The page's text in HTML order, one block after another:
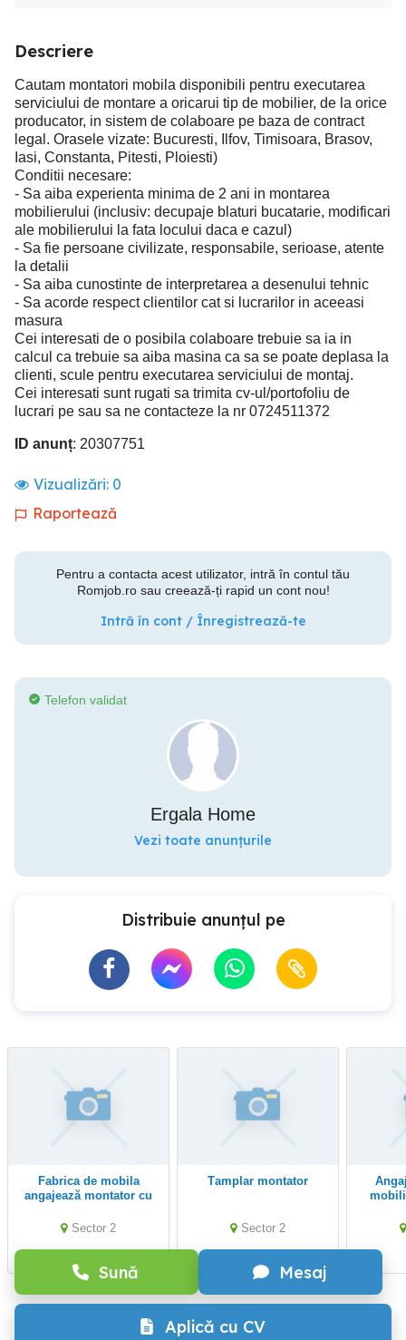
Descriere
Cautam montatori mobila disponibili pentru executarea
serviciului de montare a oricarui tip de mobilier, de la orice
producator, in sistem de colaboare pe baza de contract
legal. Orasele vizate: Bucuresti, Ilfov, Timisoara, Brasov,
Iasi, Constanta, Pitesti, Ploiesti)
Conditii necesare:
- Sa aiba experienta minima de 2 ani in montarea
mobilierului (inclusiv: decupaje blaturi bucatarie, modificari
ale mobilierului la fata locului daca e cazul)
- Sa fie persoane civilizate, responsabile, serioase, atente
la detalii
- Sa aiba cunostinte de interpretarea a desenului tehnic
- Sa acorde respect clientilor cat si lucrarilor in aceeasi
masura
Cei interesati de o posibila colaboare trebuie sa ia in
calcul ca trebuie sa aiba masina ca sa se poate deplasa la
clienti, scule pentru executarea serviciului de montaj.
Cei interesati sunt rugati sa trimita cv-ul/portofoliu de
lucrari pe sau sa ne contacteze la nr 0724511372
ID anunț: 20307751
Vizualizări: 0
Raportează
Pentru a contacta acest utilizator, intră în contul tău
Romjob.ro sau creează-ți rapid un cont nou!
Intră în cont / Înregistrează-te
Sună Mesaj
Aplică cu CV
Telefon validat
Ergala Home
Vezi toate anunțurile
Distribuie anunțul pe
Fabrica de mobila
angajează montator cu
Sector 2
Tamplar montator
Sector 2
Angajam montator